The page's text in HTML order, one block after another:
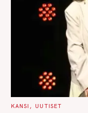
C
KANSI UUTISET